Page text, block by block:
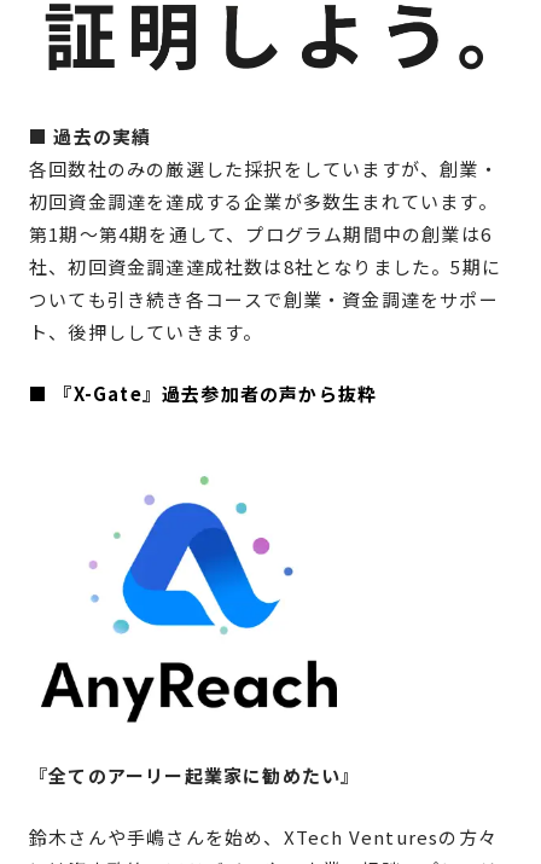
■ 過去の実績
各回数社のみの厳選した採択をしていますが、創業・
初回資金調達を達成する企業が多数生まれています。
第1期〜第4期を通して、プログラム期間中の創業は6
社、初回資金調達達成社数は8社となりました。5期に
ついても引き続き各コースで創業・資金調達をサポー
ト、後押ししていきます。
■ 『X-Gate』過去参加者の声から抜粋
『全てのアーリー起業家に勧めたい』
鈴木さんや手嶋さんを始め、XTech Venturesの方々